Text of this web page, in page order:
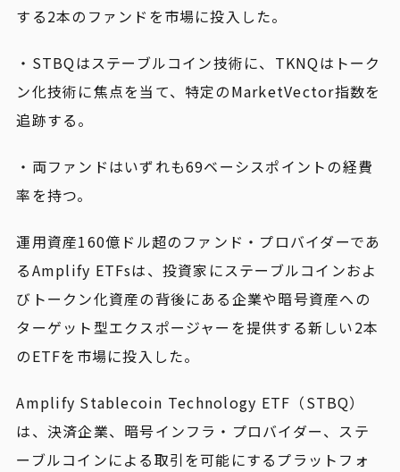
する2本のファンドを市場に投入した。
・STBQはステーブルコイン技術に、TKNQはトーク
ン化技術に焦点を当て、特定のMarketVector指数を
追跡する。
・両ファンドはいずれも69ベーシスポイントの経費
率を持つ。
運用資産160億ドル超のファンド・プロバイダーであ
るAmplify ETFsは、投資家にステーブルコインおよ
びトークン化資産の背後にある企業や暗号資産への
ターゲット型エクスポージャーを提供する新しい2本
のETFを市場に投入した。
Amplify Stablecoin Technology ETF（STBQ）
は、決済企業、暗号インフラ・プロバイダー、ステ
ーブルコインによる取引を可能にするプラットフォ